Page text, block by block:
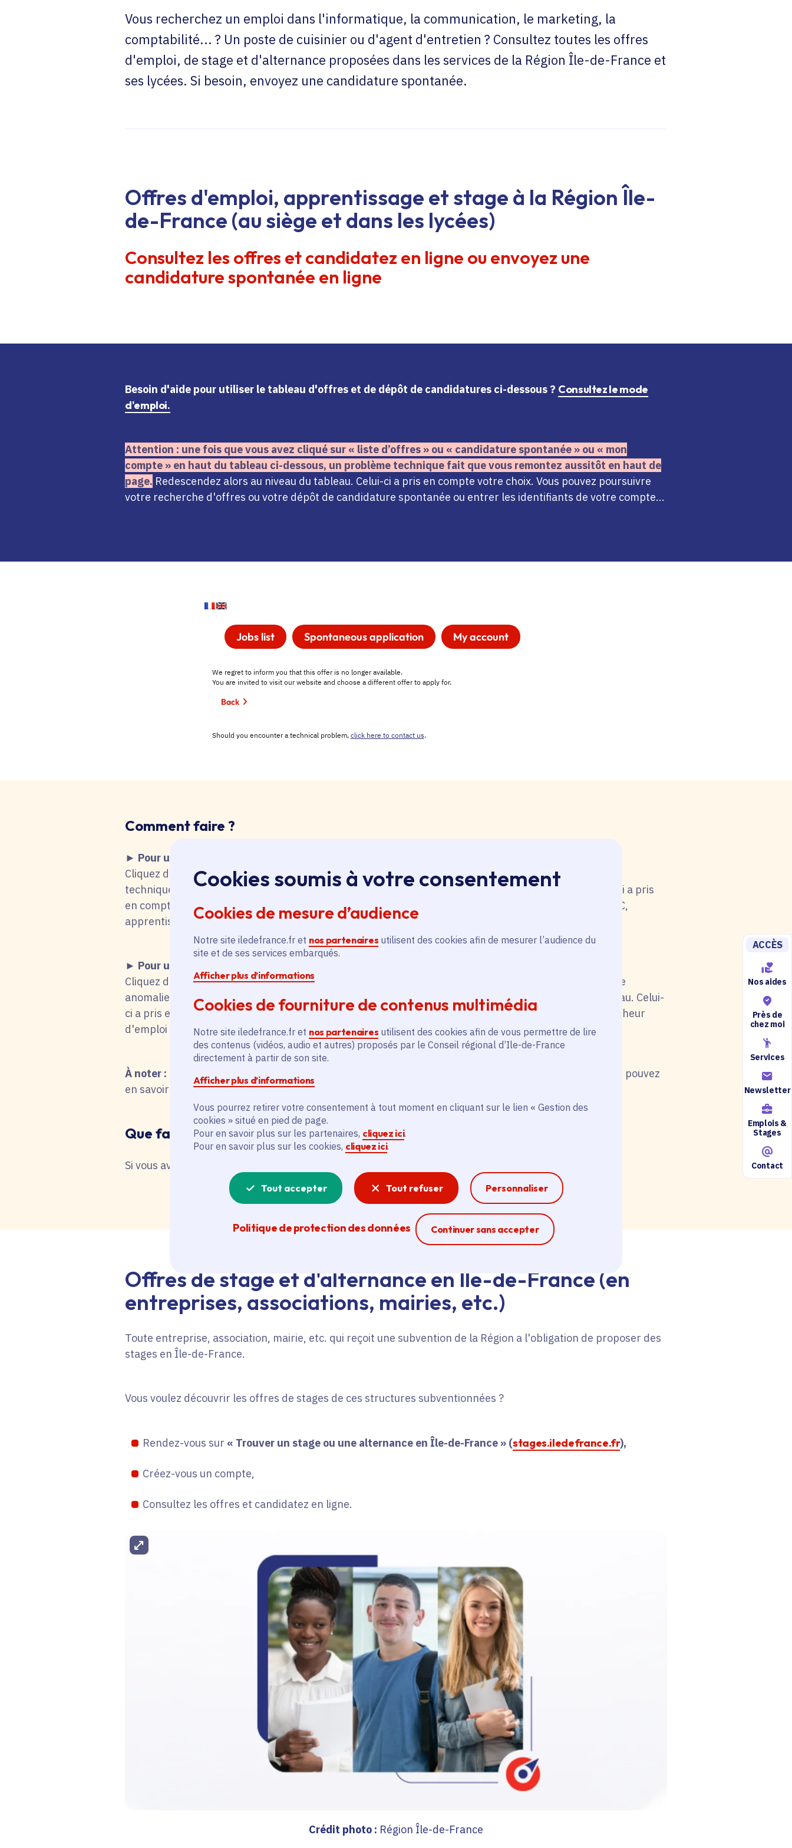
Cookies soumis à votre consentement
Cookies de mesure d’audience
Notre site iledefrance.fr et nos partenaires utilisent des cookies afin de mesurer l’audience du
site et de ses services embarqués.
Afficher plus d’informations
Cookies de fourniture de contenus multimédia
Notre site iledefrance.fr et nos partenaires utilisent des cookies afin de vous permettre de lire
des contenus (vidéos, audio et autres) proposés par le Conseil régional d’Ile-de-France
directement à partir de son site.
Afficher plus d’informations
Vous pourrez retirer votre consentement à tout moment en cliquant sur le lien « Gestion des
cookies » situé en pied de page.
Pour en savoir plus sur les partenaires, cliquez ici.
Pour en savoir plus sur les cookies, cliquez ici.
Tout accepter Tout refuser Personnaliser
Politique de protection des données Continuer sans accepter
Ferme la modale
ACCÈS
Nos aides
Près de
chez moi
Services
Newsletter
Emplois &
Stages
Contact
Vous recherchez un emploi dans l'informatique, la communication, le marketing, la
comptabilité... ? Un poste de cuisinier ou d'agent d'entretien ? Consultez toutes les offres
d'emploi, de stage et d'alternance proposées dans les services de la Région Île-de-France et
ses lycées. Si besoin, envoyez une candidature spontanée.
Offres d'emploi, apprentissage et stage à la Région Île-
de-France (au siège et dans les lycées)
Consultez les offres et candidatez en ligne ou envoyez une
candidature spontanée en ligne
Besoin d'aide pour utiliser le tableau d'offres et de dépôt de candidatures ci-dessous ? Consultez le mode
d'emploi.
Attention : une fois que vous avez cliqué sur « liste d’offres » ou « candidature spontanée » ou « mon
compte » en haut du tableau ci-dessous, un problème technique fait que vous remontez aussitôt en haut de
page. Redescendez alors au niveau du tableau. Celui-ci a pris en compte votre choix. Vous pouvez poursuivre
votre recherche d'offres ou votre dépôt de candidature spontanée ou entrer les identifiants de votre compte...
Comment faire ?
► Pour une recherche d'emploi, apprentissage, stage
Cliquez dans le tableau ci-dessus sur le bouton « Liste d'offres » pour qu'il soit en rouge. Une anomalie
technique fait que vous remontez aussitôt en haut de page. Redescendez au niveau du tableau. Celui-ci a pris
en compte votre choix. Vous pouvez alors faire une recherche par catégorie (emploi de catégorie A/B/C,
apprentissage, stage), mot-clé, filière et département (75, 77, 78, 91, 92, 93, 94, 95).
► Pour une candidature spontanée
Cliquez dans le tableau ci-dessus sur le bouton « Candidature spontanée » pour qu'il soit en rouge. Une
anomalie technique fait que vous remontez aussitôt en haut de page. Redescendez au niveau du tableau. Celui-
ci a pris en compte votre choix. Vous pouvez alors sélectionner siège ou lycées et votre situation (chercheur
d'emploi titulaire de la fonction publique ou non, apprenti, stagiaire) et candidatez.
À noter :
pour une recherche d'emploi au siège de la Région ou dans les lycées, avant de postuler, vous pouvez
en savoir plus en interrogeant nos agents Ambassadeurs.
Que faire en cas de problème technique ?
Si vous avez besoin d'une assistance technique, écrivez-nous en utilisant
Offres de stage et d'alternance en Île-de-France (en
entreprises, associations, mairies, etc.)
Toute entreprise, association, mairie, etc. qui reçoit une subvention de la Région a l'obligation de proposer des
stages en Île-de-France.
Vous voulez découvrir les offres de stages de ces structures subventionnées ?
Rendez-vous sur « Trouver un stage ou une alternance en Île-de-France » (stages.iledefrance.fr),
Créez-vous un compte,
Consultez les offres et candidatez en ligne.
Agrandir l'image
Crédit photo : Région Île-de-France